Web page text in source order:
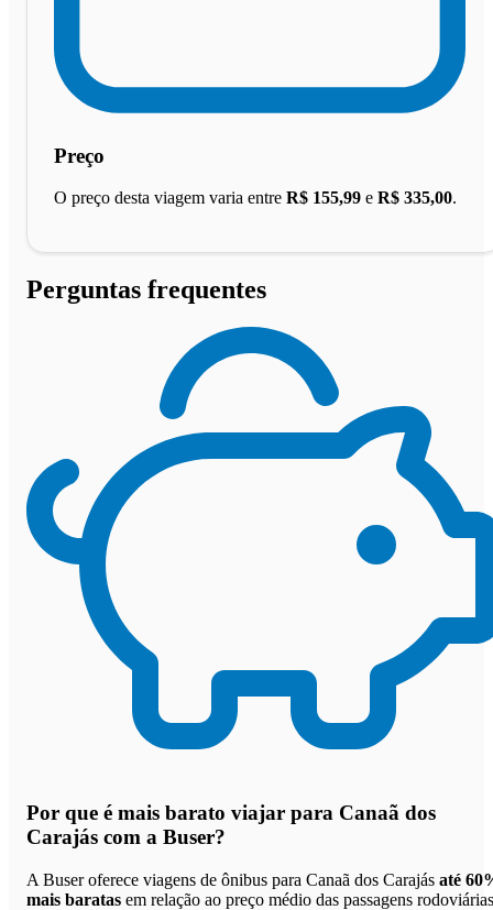
Preço
O preço desta viagem varia entre R$ 155,99 e R$ 335,00.
Perguntas frequentes
Por que é mais barato viajar para Canaã dos
Carajás com a Buser?
A Buser oferece viagens de ônibus para Canaã dos Carajás até
mais baratas em relação ao preço médio das passagens